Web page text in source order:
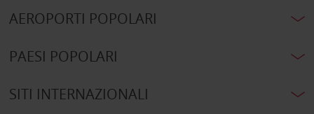
AEROPORTI POPOLARI
PAESI POPOLARI
SITI INTERNAZIONALI